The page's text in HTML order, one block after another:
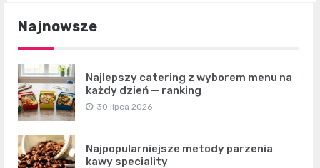
Najnowsze
Najlepszy catering z wyborem menu na
każdy dzień — ranking
30 lipca 2026
Najpopularniejsze metody parzenia
kawy speciality